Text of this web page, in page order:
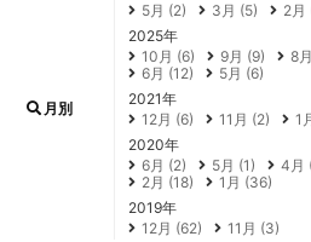
月別
5月 (2)
3月 (5) 2月
2025年
10月 (6)
9月 (9) 8
6月 (12)
5月 (6)
2021年
12月 (6)
11月 (2)
1
2020年
6月 (2)
5月 (1) 4月
2月 (18)
1月 (36)
2019年
12月 (62)
11月 (3)